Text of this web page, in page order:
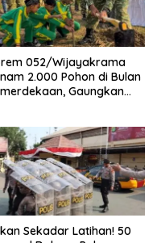
052/Wijayakrama
2.000 Pohon di Bulan
Gaungkan
Sekadar Latihan! 50